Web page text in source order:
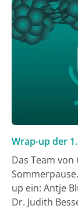
Wrap-up der
Das Team
up ein: Antje
Dr. Judith